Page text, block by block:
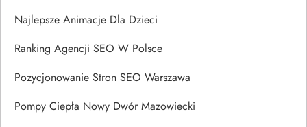
Najlepsze Animacje Dla Dzieci
Ranking Agencji SEO W Polsce
Pozycjonowanie Stron SEO Warszawa
Pompy Ciepła Nowy Dwór Mazowiecki